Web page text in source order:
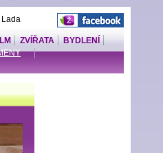
ZVÍŘATA BYDLENÍ